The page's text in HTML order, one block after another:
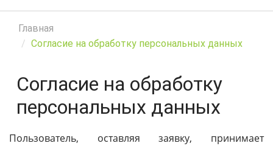
Главная
Согласие на обработку персональных данных
Согласие на обработку
персональных данных
Пользователь, оставляя заявку, принимает